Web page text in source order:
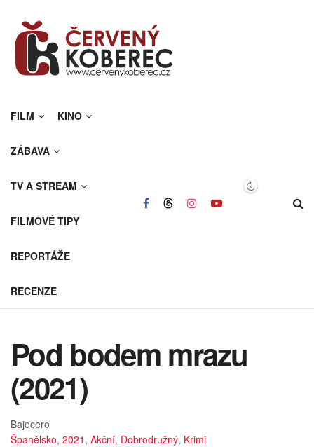
FILM KINO
ZÁBAVA
TV A STREAM
FILMOVÉ TIPY
REPORTÁŽE
RECENZE
Pod bodem mrazu
(2021)
Bajocero
Španělsko, 2021 , Akční, Dobrodružný, Krimi